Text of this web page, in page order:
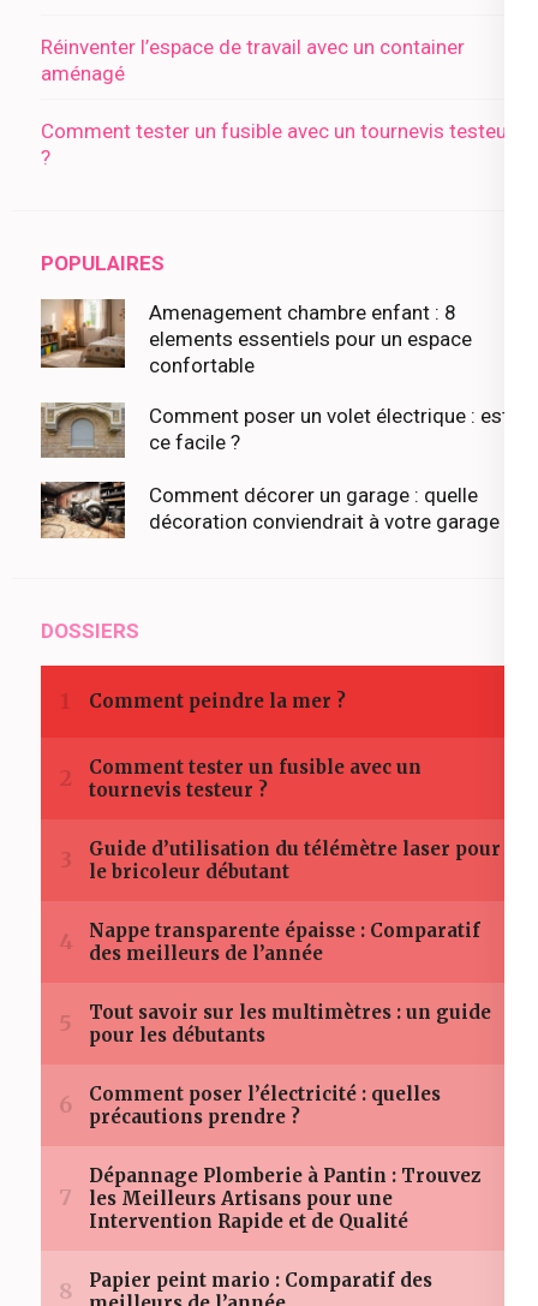
Réinventer l’espace de travail avec un container
aménagé
Comment tester un fusible avec un tournevis testeur
?
POPULAIRES
Amenagement chambre enfant : 8
elements essentiels pour un espace
confortable
Comment poser un volet électrique : est-
ce facile ?
Comment décorer un garage : quelle
décoration conviendrait à votre garage ?
DOSSIERS